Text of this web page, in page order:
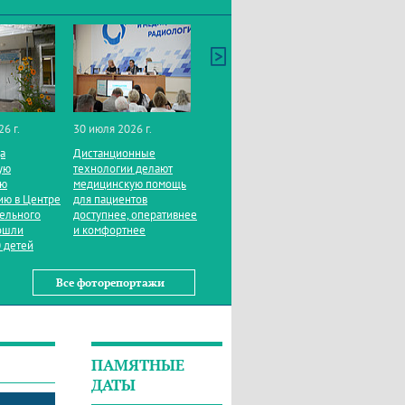
г.
в Центре
30 июля 2026 г.
Дистанционные
технологии делают
медицинскую помощь
для пациентов
доступнее, оперативнее
и комфортнее
Все фоторепортажи
ПАМЯТНЫЕ
ДАТЫ